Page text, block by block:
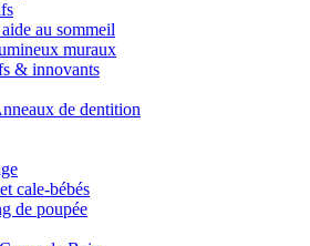
au sommeil
muraux
& innovants
de dentition
cale-bébés
de poupée